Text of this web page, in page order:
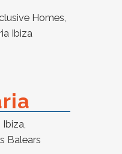
Homes,
Ibiza
Ibiza,
Balears